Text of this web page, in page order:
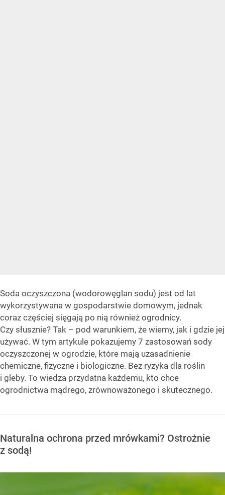
Soda oczyszczona (wodorowęglan sodu) jest od lat
wykorzystywana w gospodarstwie domowym, jednak
coraz częściej sięgają po nią również ogrodnicy.
Czy słusznie? Tak – pod warunkiem, że wiemy, jak i gdzie jej
używać. W tym artykule pokazujemy 7 zastosowań sody
oczyszczonej w ogrodzie, które mają uzasadnienie
chemiczne, fizyczne i biologiczne. Bez ryzyka dla roślin
i gleby. To wiedza przydatna każdemu, kto chce
ogrodnictwa mądrego, zrównoważonego i skutecznego.
Naturalna ochrona przed mrówkami? Ostrożnie
z sodą!